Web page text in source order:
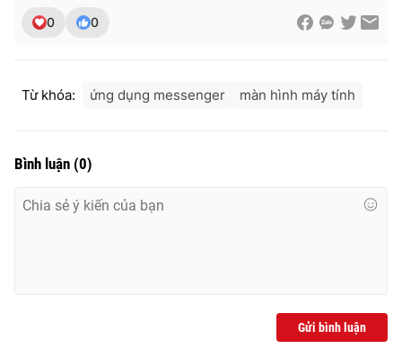
Cơ quan chủ quản:
Đài Truyền hình Việt Nam
Nguyễn Thị Mỹ Hạnh, Phạm Quốc Thắng,
0 0
Từ khóa: ứng dụng messenger màn hình máy tính
Bình luận (0)
Gửi bình luận